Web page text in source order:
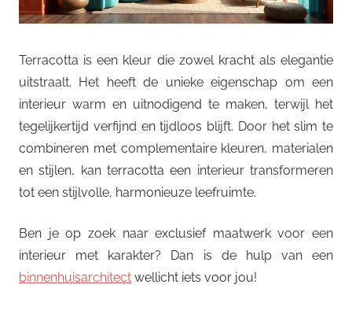
Terracotta is een kleur die zowel kracht als elegantie
uitstraalt. Het heeft de unieke eigenschap om een
interieur warm en uitnodigend te maken, terwijl het
tegelijkertijd verfijnd en tijdloos blijft. Door het slim te
combineren met complementaire kleuren, materialen
en stijlen, kan terracotta een interieur transformeren
tot een stijlvolle, harmonieuze leefruimte.
Ben je op zoek naar exclusief maatwerk voor een
interieur met karakter? Dan is de hulp van een
binnenhuisarchitect wellicht iets voor jou!